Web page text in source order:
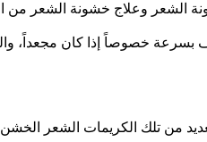
الشعر وعلاج خشونة الشعر من
بسرعة خصوصاً إذا كان مجعداً،
من تلك الكريمات الشعر